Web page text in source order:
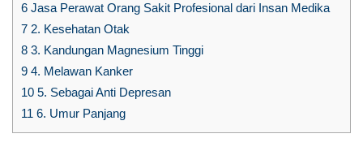
6 Jasa Perawat Orang Sakit Profesional dari Insan Medika
7 2. Kesehatan Otak
8 3. Kandungan Magnesium Tinggi
9 4. Melawan Kanker
10 5. Sebagai Anti Depresan
11 6. Umur Panjang